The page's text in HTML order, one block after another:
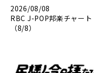
2026/08/08
RBC J-POP邦楽チャート
（8/8）